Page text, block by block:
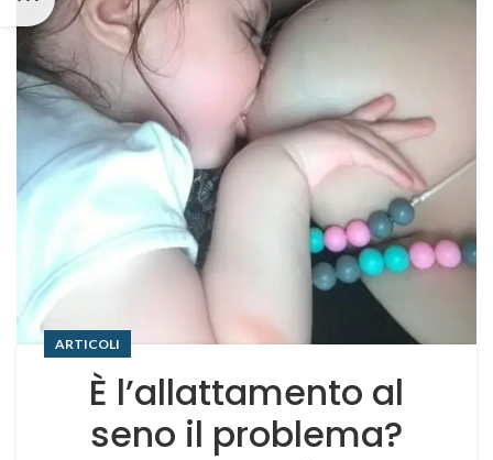
ARTICOLI
È l’allattamento al
seno il problema?